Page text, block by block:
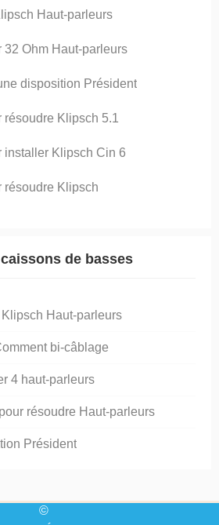
Haut-parleurs
32 Ohm Haut-parleurs
disposition Président
résoudre Klipsch 5.1
installer Klipsch Cin 6
résoudre Klipsch
de basses
Haut-parleurs
bi-câblage
4 haut-parleurs
résoudre Haut-parleurs
Président
©